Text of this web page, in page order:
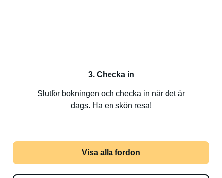
3. Checka in
Slutför bokningen och checka in när det är
dags. Ha en skön resa!
Visa alla fordon